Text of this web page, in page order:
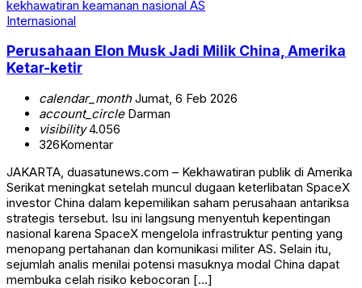
Internasional
Perusahaan Elon Musk Jadi Milik China, Amerika
Ketar-ketir
calendar_monthJumat, 6 Feb 2026
account_circleDarman
visibility4.056
326Komentar
JAKARTA, duasatunews.com – Kekhawatiran publik di Amerika
Serikat meningkat setelah muncul dugaan keterlibatan SpaceX
investor China dalam kepemilikan saham perusahaan antariksa
strategis tersebut. Isu ini langsung menyentuh kepentingan
nasional karena SpaceX mengelola infrastruktur penting yang
menopang pertahanan dan komunikasi militer AS. Selain itu,
sejumlah analis menilai potensi masuknya modal China dapat
membuka celah risiko kebocoran […]